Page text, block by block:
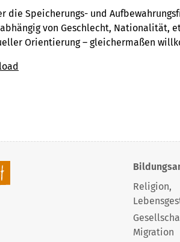
die Speicherungs- und
von Geschlecht, Nationalität,
Orientierung – gleichermaßen
Religion,
Migration